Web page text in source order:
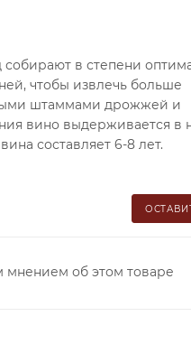
собирают в степени
чтобы извлечь больше
штаммами дрожжей и
вино выдерживается в
составляет 6-8 лет.
мнением об этом товаре